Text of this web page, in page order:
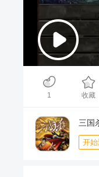
00:00/
1 收藏
三国
开